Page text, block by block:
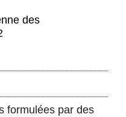
des
formulées par des